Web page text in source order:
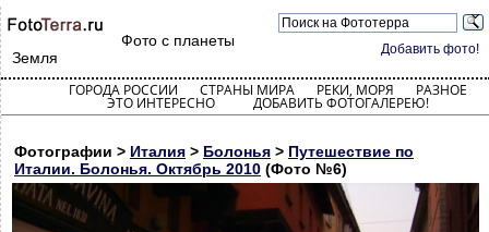
Добавить фото!
Фото с планеты
Земля
ГОРОДА РОССИИ СТРАНЫ МИРА РЕКИ, МОРЯ РАЗНОЕ
ЭТО ИНТЕРЕСНО ДОБАВИТЬ ФОТОГАЛЕРЕЮ!
Фотографии > Италия > Болонья > Путешествие по
Италии. Болонья. Октябрь 2010 (Фото №6)